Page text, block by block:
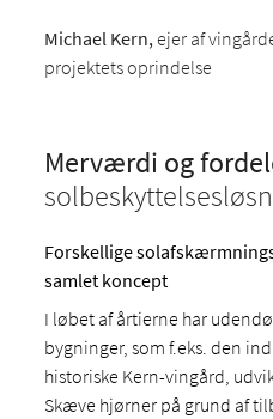
Michael Kern, ejer af
projektets oprindelse
Merværdi og
Forskellige
samlet koncept
I løbet af årtierne har
bygninger, som f.eks. den
historiske Kern-vingård,
Skæve hjørner på grund af